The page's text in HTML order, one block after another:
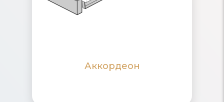
Аккордеон
ящики для хранения белья. Удобные
маленькие диваны для одного и